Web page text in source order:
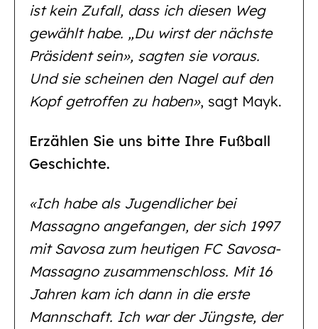
ist kein Zufall, dass ich diesen Weg
gewählt habe. „Du wirst der nächste
Präsident sein», sagten sie voraus.
Und sie scheinen den Nagel auf den
Kopf getroffen zu haben», sagt Mayk.
Erzählen Sie uns bitte Ihre Fußball
Geschichte.
«Ich habe als Jugendlicher bei
Massagno angefangen, der sich 1997
mit Savosa zum heutigen FC Savosa-
Massagno zusammenschloss. Mit 16
Jahren kam ich dann in die erste
Mannschaft. Ich war der Jüngste, der